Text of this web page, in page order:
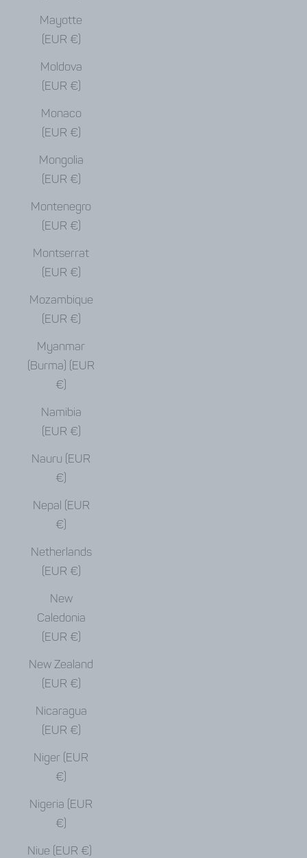
Mayotte
(EUR €)
Moldova
(EUR €)
Monaco
(EUR €)
Mongolia
(EUR €)
Montenegro
(EUR €)
Montserrat
(EUR €)
Mozambique
(EUR €)
Myanmar
(Burma) (EUR
€)
Namibia
(EUR €)
Nauru (EUR
€)
Nepal (EUR
€)
Netherlands
(EUR €)
New
Caledonia
(EUR €)
New Zealand
(EUR €)
Nicaragua
(EUR €)
Niger (EUR
€)
Nigeria (EUR
€)
Niue (EUR €)